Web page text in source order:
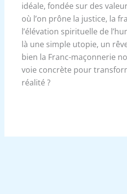
idéale, fondée sur des
où l’on prône la justice, la
l’élévation spirituelle de
là une simple utopie, un
bien la Franc-maçonnerie
voie concrète pour
réalité ?